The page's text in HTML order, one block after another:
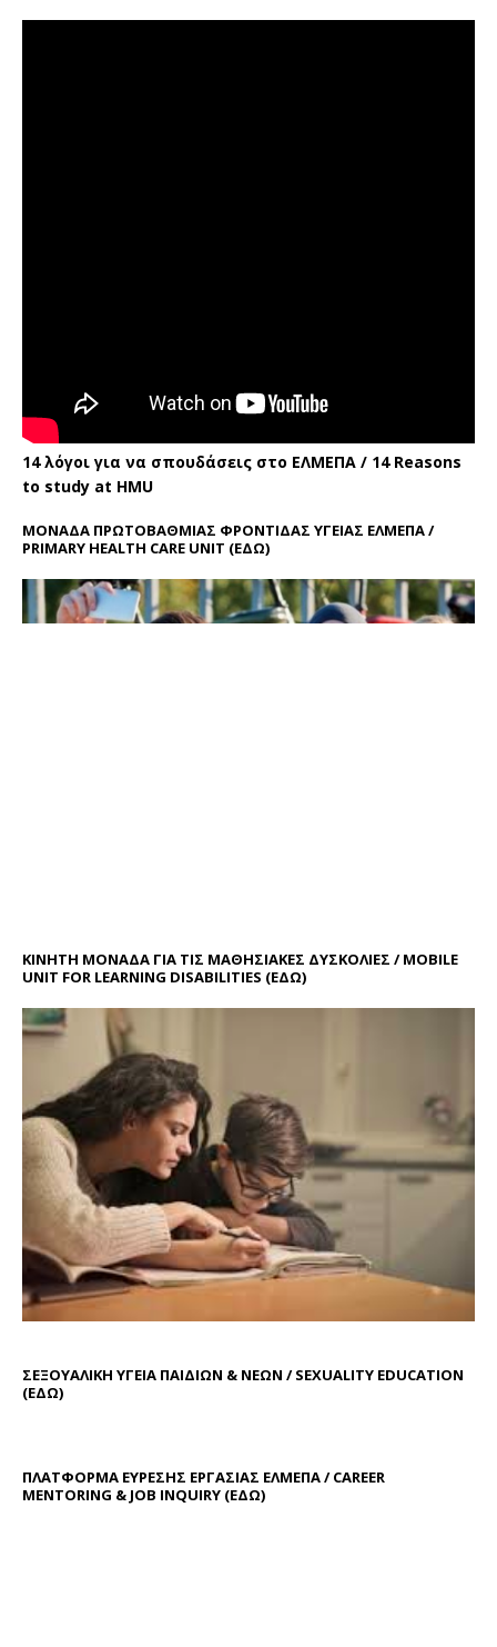
14 λόγοι για να σπουδάσεις στο ΕΛΜΕΠΑ / 14 Reasons
to study at HMU
ΜΟΝΑΔΑ ΠΡΩΤΟΒΑΘΜΙΑΣ ΦΡΟΝΤΙΔΑΣ ΥΓΕΙΑΣ ΕΛΜΕΠΑ /
PRIMARY HEALTH CARE UNIT (ΕΔΩ)
ΚΙΝΗΤΗ ΜΟΝΑΔΑ ΓΙΑ ΤΙΣ ΜΑΘΗΣΙΑΚΕΣ ΔΥΣΚΟΛΙΕΣ / MOBILE
UNIT FOR LEARNING DISABILITIES (ΕΔΩ)
ΣΕΞΟΥΑΛΙΚΗ ΥΓΕΙΑ ΠΑΙΔΙΩΝ & ΝΕΩΝ / SEXUALITY EDUCATION
(ΕΔΩ)
ΠΛΑΤΦΟΡΜΑ ΕΥΡΕΣΗΣ ΕΡΓΑΣΙΑΣ ΕΛΜΕΠΑ / CAREER
MENTORING & JOB INQUIRY (ΕΔΩ)